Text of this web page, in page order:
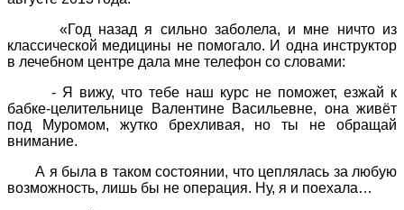
«Год назад я сильно заболела, и мне ничто из
классической медицины не помогало. И одна инструктор
в лечебном центре дала мне телефон со словами:
- Я вижу, что тебе наш курс не поможет, езжай к
бабке-целительнице Валентине Васильевне, она живёт
под Муромом, жутко брехливая, но ты не обращай
внимание.
А я была в таком состоянии, что цеплялась за любую
возможность, лишь бы не операция. Ну, я и поехала…